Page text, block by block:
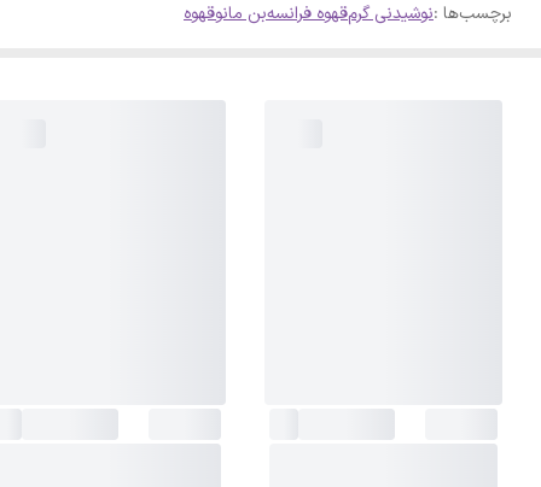
برچسب‌ها :نوشیدنی گرمقهوه فرانسهبن مانوقهوه